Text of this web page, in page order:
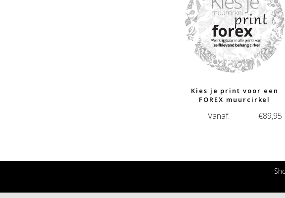
Kies je print voor een
FOREX muurcirkel
Vanaf: €89,95